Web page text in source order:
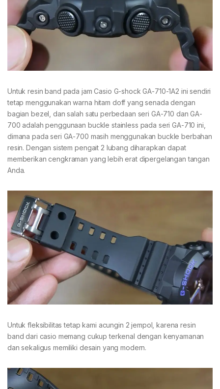
Untuk resin band pada jam Casio G-shock GA-710-1A2 ini sendiri
tetap menggunakan warna hitam doff yang senada dengan
bagian bezel, dan salah satu perbedaan seri GA-710 dan GA-
700 adalah penggunaan buckle stainless pada seri GA-710 ini,
dimana pada seri GA-700 masih menggunakan buckle berbahan
resin. Dengan sistem pengait 2 lubang diharapkan dapat
memberikan cengkraman yang lebih erat dipergelangan tangan
Anda.
Untuk fleksibilitas tetap kami acungin 2 jempol, karena resin
band dari casio memang cukup terkenal dengan kenyamanan
dan sekaligus memiliki desain yang modern.